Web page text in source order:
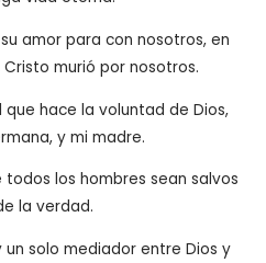
amor para con nosotros, en
murió por nosotros.
que hace la voluntad de Dios,
y mi madre.
todos los hombres sean salvos
la verdad.
un solo mediador entre Dios y